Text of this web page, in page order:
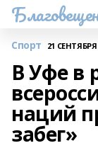
Спорт 21 СЕНТЯБРЯ
В Уфе в
наций
забег»